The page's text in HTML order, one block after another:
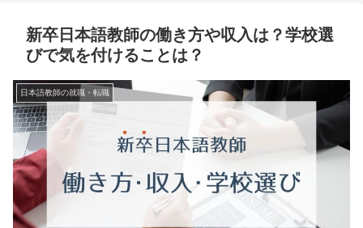
新卒日本語教師の働き方や収入は？学校選
びで気を付けることは？
日本語教師の就職・転職